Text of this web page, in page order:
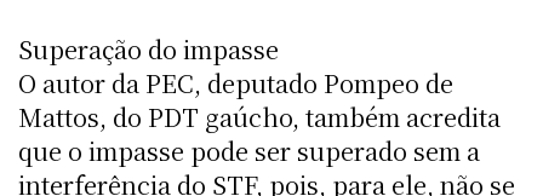
Superação do impasse
O autor da PEC, deputado Pompeo de
Mattos, do PDT gaúcho, também acredita
que o impasse pode ser superado sem a
interferência do STF, pois, para ele, não se